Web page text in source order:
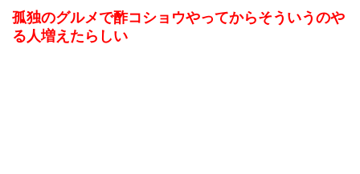
孤独のグルメで酢コショウやってからそういうのや
る人増えたらしい